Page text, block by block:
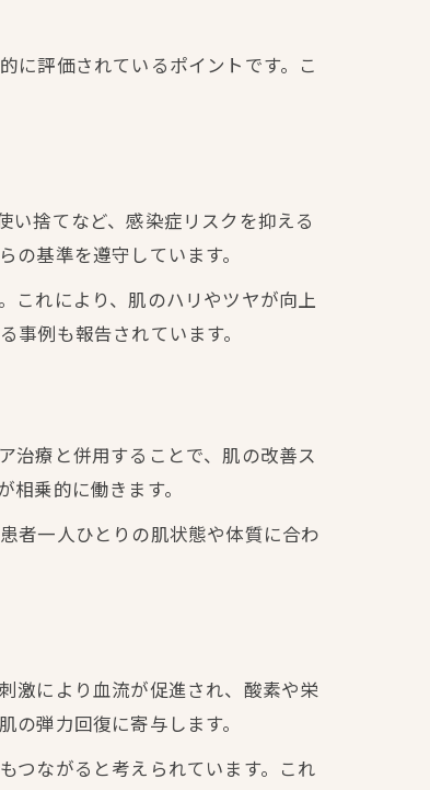
に評価されているポイントです。こ
い捨てなど、感染症リスクを抑える
基準を遵守しています。
これにより、肌のハリやツヤが向上
例も報告されています。
治療と併用することで、肌の改善ス
乗的に働きます。
者一人ひとりの肌状態や体質に合わ
激により血流が促進され、酸素や栄
弾力回復に寄与します。
つながると考えられています。これ